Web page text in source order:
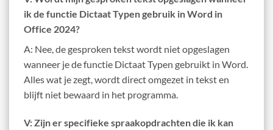
ik de functie Dictaat Typen gebruik in Word in
Office 2024?
A: Nee, de gesproken tekst wordt niet opgeslagen
wanneer je de functie Dictaat Typen gebruikt in Word.
Alles wat je zegt, wordt direct omgezet in tekst en
blijft niet bewaard in het programma.
V: Zijn er specifieke spraakopdrachten die ik kan